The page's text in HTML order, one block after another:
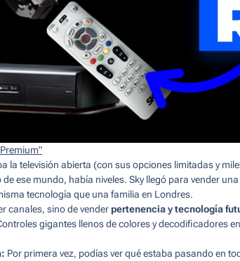
la televisión abierta (con sus opciones limitadas y
ese mundo, había niveles. Sky llegó para vender
tecnología que una familia en Londres.
canales, sino de vender pertenencia y tecnología
gigantes llenos de colores y decodificadores
Por primera vez, podías ver qué estaba pasando en